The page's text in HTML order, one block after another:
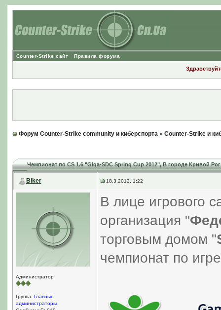
Counter-Strike сайт Правила форума
Форум Counter-Strike community и киберспорта» Counter-Strike и
Чемпионат по CS 1.6 "Giga-SDC Spring Cup 2012", В городе Кривой
Biker 18.3.2012, 1:22
Администратор
Группа: Главные
администраторы
В лице игрового
организация "
торговым домом "
чемпионат по